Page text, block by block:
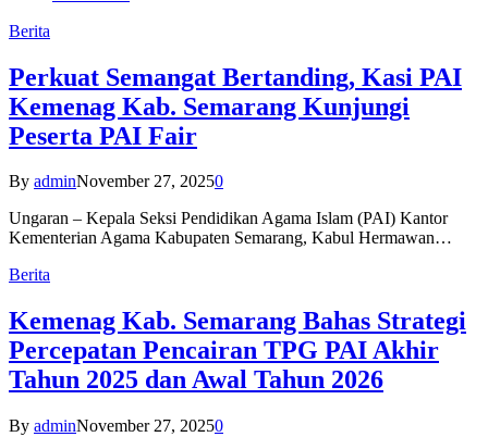
Berita
Perkuat Semangat Bertanding, Kasi PAI
Kemenag Kab. Semarang Kunjungi
Peserta PAI Fair
By adminNovember 27, 20250
Ungaran – Kepala Seksi Pendidikan Agama Islam (PAI) Kantor
Kementerian Agama Kabupaten Semarang, Kabul Hermawan…
Berita
Kemenag Kab. Semarang Bahas Strategi
Percepatan Pencairan TPG PAI Akhir
Tahun 2025 dan Awal Tahun 2026
By adminNovember 27, 20250